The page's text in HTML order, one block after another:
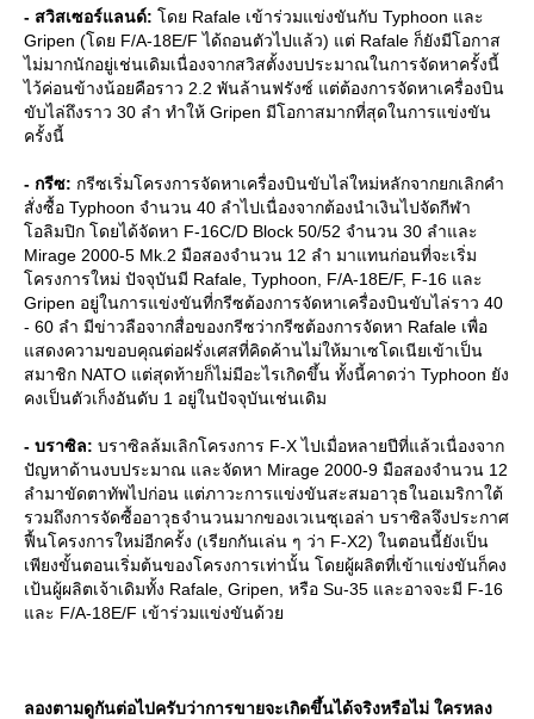
- สวิสเซอร์แลนด์: ดย Rafale เข้าร่วมแข่งขันกับ Typhoon และ
Gripen (โดย F/A-18E/F ได้ถอนตัวไปแล้ว) แต่ Rafale ก็ยังมีโอกาส
ไม่มากนักอยู่เช่นเดิมเนื่องจากสวิสตั้งงบประมาณในการจัดหาครั้งนี้
ไว้ค่อนข้างน้อยคือราว 2.2 พันล้านฟรังซ์ แต่ต้องการจัดหาเครื่องบิน
ขับไล่ถึงราว 30 ลำ ทำให้ Gripen มีโอกาสมากที่สุดในการแข่งขัน
ครั้งนี้
- กรีซ: กรีซเริ่มโครงการจัดหาเครื่องบินขับไล่ใหม่หลักจากยกเลิกคำ
สั่งซื้อ Typhoon จำนวน 40 ลำไปเนื่องจากต้องนำเงินไปจัดกีฬา
อลิมปิก โดยได้จัดหา F-16C/D Block 50/52 จำนวน 30 ลำและ
Mirage 2000-5 Mk.2 มือสองจำนวน 12 ลำ มาแทนก่อนที่จะเริ่ม
ครงการใหม่ ปัจจุบันมี Rafale, Typhoon, F/A-18E/F, F-16 และ
Gripen อยู่ในการแข่งขันที่กรีซต้องการจัดหาเครื่องบินขับไล่ราว 40
- 60 ลำ มีข่าวลือจากสื่อของกรีซว่ากรีซต้องการจัดหา Rafale เพื่อ
สดงความขอบคุณต่อฝรั่งเศสที่คิดค้านไม่ให้มาเซโดเนียเข้าเป็น
สมาชิก NATO แต่สุดท้ายก็ไม่มีอะไรเกิดขึ้น ทั้งนี้คาดว่า Typhoon ยัง
คงเป็นตัวเก็งอันดับ 1 อยู่ในปัจจุบันเช่นเดิม
- บราซิล: บราซิลล้มเลิกโครงการ F-X ไปเมื่อหลายปีที่แล้วเนื่องจาก
ปัญหาด้านงบประมาณ และจัดหา Mirage 2000-9 มือสองจำนวน 12
ลำมาขัดตาทัพไปก่อน แต่ภาวะการแข่งขันสะสมอาวุธในอเมริกาใต้
รวมถึงการจัดซื้ออาวุธจำนวนมากของเวเนซุเอล่า บราซิลจึงประกาศ
ฟื้นโครงการใหม่อีกครั้ง (เรียกกันเล่น ๆ ว่า F-X2) ในตอนนี้ยังเป็น
เพียงขั้นตอนเริ่มต้นของโครงการเท่านั้น โดยผู้ผลิตที่เข้าแข่งขันก็คง
เป้นผู้ผลิตเจ้าเดิมทั้ง Rafale, Gripen, หรือ Su-35 และอาจจะมี F-16
ละ F/A-18E/F เข้าร่วมแข่งขันด้ว
ลองตามดูกันต่อไปครับว่าการขายจะเกิดขึ้นได้จริงหรือไม่ ใครหลง